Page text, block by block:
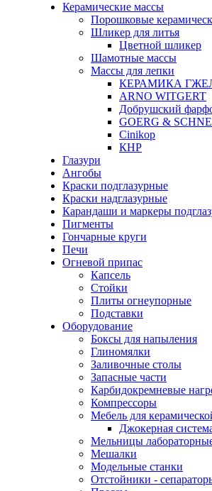
Керамические массы
Порошковые
Шликер для литья
Цветной шликер
Шамотные массы
Массы для лепки
КЕРАМИКА
ARNO WITGERT
Добрушский
GOERG &
Cinikop
КНР
Глазури
Ангобы
Краски подглазурные
Краски надглазурные
Карандаши и маркеры
Пигменты
Гончарные круги
Печи
Огневой припас
Капсель
Стойки
Плиты огнеупорные
Подставки
Оборудование
Боксы для напыления
Глиномялки
Заливочные столы
Запасные части
Карбидокремневые
Компрессоры
Мебель для
Джокерная
Мельницы
Мешалки
Модельные станки
Отстойники -